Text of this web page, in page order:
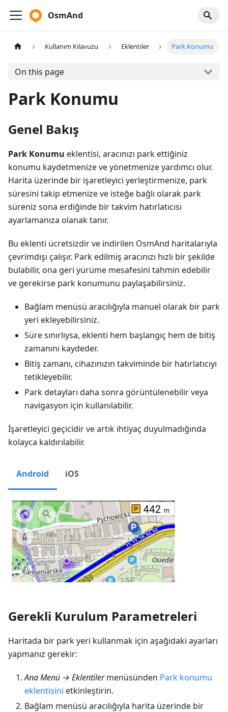
OsmAnd
Kullanım Kılavuzu Eklentiler Park Konumu
On this page
Park Konumu
Genel Bakış
Park Konumu eklentisi, aracınızı park ettiğiniz
konumu kaydetmenize ve yönetmenize yardımcı olur.
Harita üzerinde bir işaretleyici yerleştirmenize, park
süresini takip etmenize ve isteğe bağlı olarak park
süreniz sona erdiğinde bir takvim hatırlatıcısı
ayarlamanıza olanak tanır.
Bu eklenti ücretsizdir ve indirilen OsmAnd haritalarıyla
çevrimdışı çalışır. Park edilmiş aracınızı hızlı bir şekilde
bulabilir, ona geri yürüme mesafesini tahmin edebilir
ve gerekirse park konumunu paylaşabilirsiniz.
Bağlam menüsü aracılığıyla manuel olarak bir park
yeri ekleyebilirsiniz.
Süre sınırlıysa, eklenti hem başlangıç hem de bitiş
zamanını kaydeder.
Bitiş zamanı, cihazınızın takviminde bir hatırlatıcıyı
tetikleyebilir.
Park detayları daha sonra görüntülenebilir veya
navigasyon için kullanılabilir.
İşaretleyici geçicidir ve artık ihtiyaç duyulmadığında
kolayca kaldırılabilir.
Android iOS
Gerekli Kurulum Parametreleri
Haritada bir park yeri kullanmak için aşağıdaki ayarları
yapmanız gerekir:
Ana Menü → Eklentilermenüsünden Park konumu
eklentisini etkinleştirin.
Bağlam menüsü aracılığıyla harita üzerinde bir